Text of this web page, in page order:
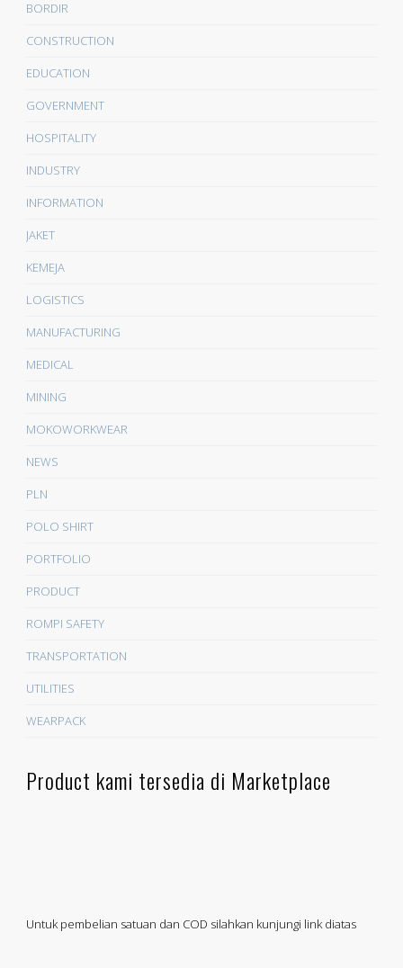
BORDIR
CONSTRUCTION
EDUCATION
GOVERNMENT
HOSPITALITY
INDUSTRY
INFORMATION
JAKET
KEMEJA
LOGISTICS
MANUFACTURING
MEDICAL
MINING
MOKOWORKWEAR
NEWS
PLN
POLO SHIRT
PORTFOLIO
PRODUCT
ROMPI SAFETY
TRANSPORTATION
UTILITIES
WEARPACK
Product kami tersedia di Marketplace
Untuk pembelian satuan dan COD silahkan kunjungi link diatas